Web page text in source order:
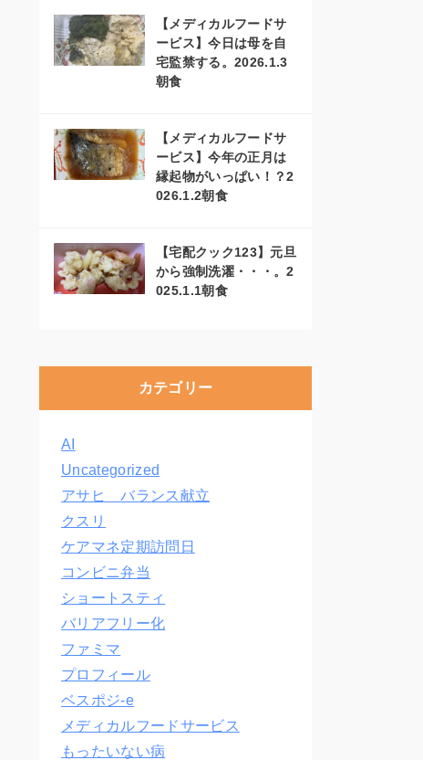
【メディカルフードサ
ービス】今日は母を自
宅監禁する。2026.1.3
朝食
【メディカルフードサ
ービス】今年の正月は
縁起物がいっぱい！？2
026.1.2朝食
【宅配クック123】元旦
から強制洗濯・・・。2
025.1.1朝食
カテゴリー
AI
Uncategorized
アサヒ バランス献立
クスリ
ケアマネ定期訪問日
コンビニ弁当
ショートスティ
バリアフリー化
ファミマ
プロフィール
ベスポジ-e
メディカルフードサービス
もったいない病